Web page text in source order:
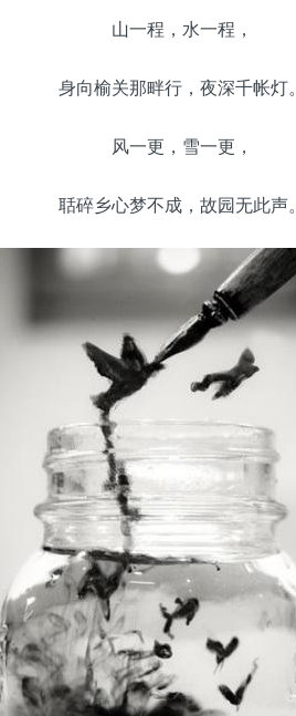
山一程，水一程，
身向榆关那畔行，夜深千帐灯。
风一更，雪一更，
聒碎乡心梦不成，故园无此声。